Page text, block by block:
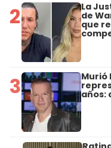
2 La
de
que
3 Murió
años: